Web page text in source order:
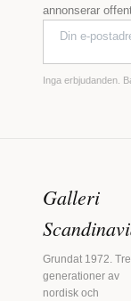
annonserar
Inga erbjudanden.
Galleri
Grundat 1972. Tre
generationer av
nordisk och